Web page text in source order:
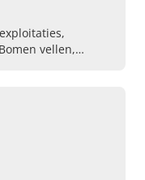
vellen,